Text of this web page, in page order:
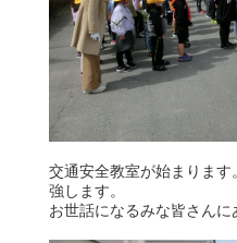
交通安全教室が始まりま
強します。
お世話になるみな皆さん